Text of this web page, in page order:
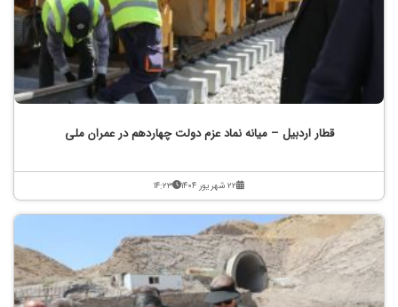
قطار اردبیل – میانه نماد عزم دولت چهاردهم در عمران ملی
۲۲ شهریور ۱۴۰۴ ۱۴:۲۳